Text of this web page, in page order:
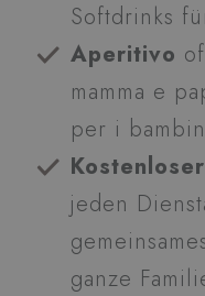
Softdrinks
Aperitivo
mamma e
per i
jeden
ganze